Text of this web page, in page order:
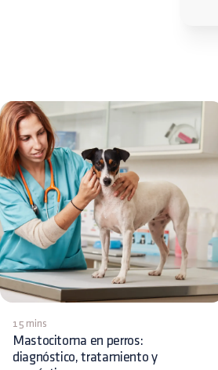
15 mins
Mastocitoma en perros:
diagnóstico, tratamiento y